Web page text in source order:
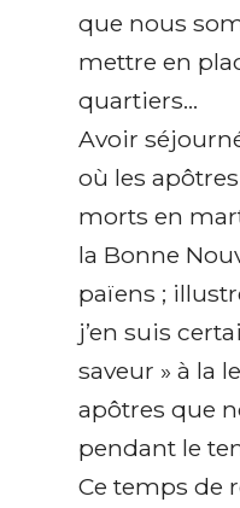
que nous
mettre en
quartiers…
Avoir
où les
morts en
la Bonne
païens ;
j’en suis
saveur » à la
apôtres que
pendant le
Ce temps de